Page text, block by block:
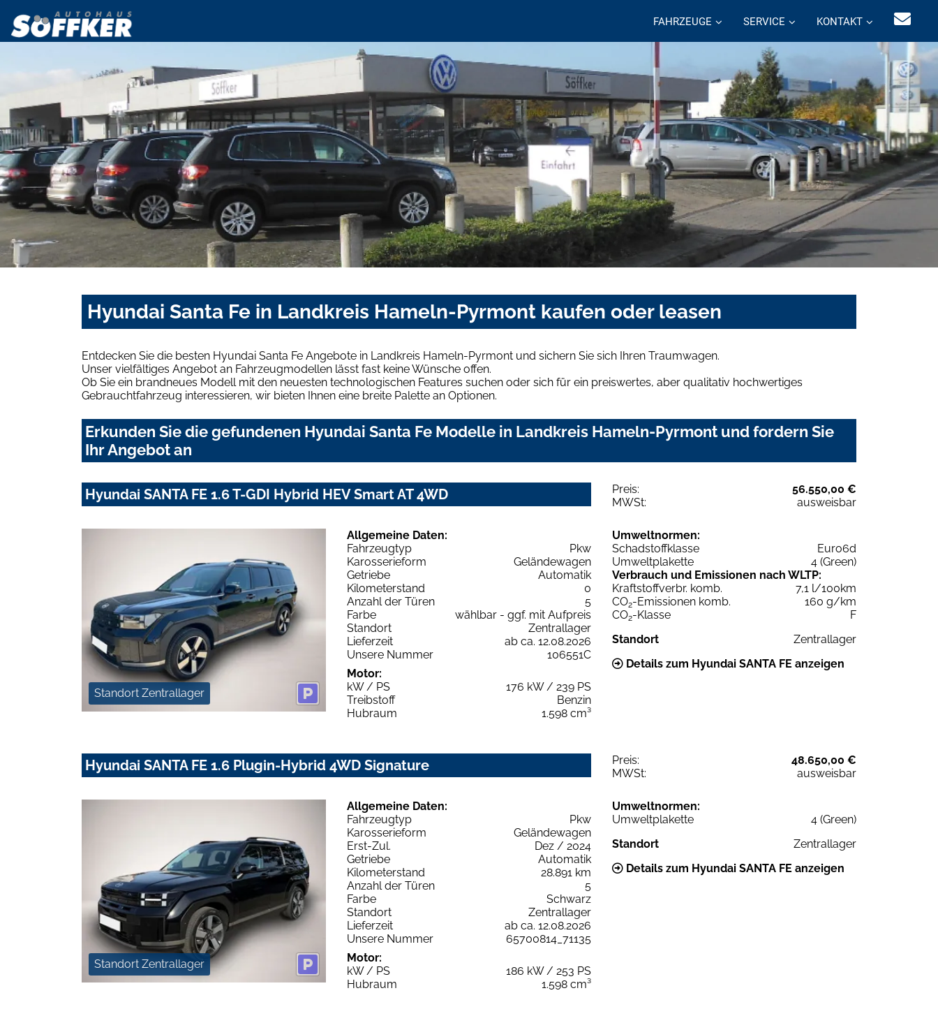
FAHRZEUGE SERVICE KONTAKT
Hyundai Santa Fe in Landkreis Hameln-Pyrmont kaufen oder leasen
Entdecken Sie die besten Hyundai Santa Fe Angebote in Landkreis Hameln-Pyrmont und sichern Sie sich Ihren Traumwagen.
Unser vielfältiges Angebot an Fahrzeugmodellen lässt fast keine Wünsche offen.
Ob Sie ein brandneues Modell mit den neuesten technologischen Features suchen oder sich für ein preiswertes, aber qualitativ hochwertiges
Gebrauchtfahrzeug interessieren, wir bieten Ihnen eine breite Palette an Optionen.
Erkunden Sie die gefundenen Hyundai Santa Fe Modelle in Landkreis Hameln-Pyrmont und fordern Sie
Ihr Angebot an
Hyundai SANTA FE 1.6 T-GDI Hybrid HEV Smart AT 4WD Preis:
56.550,00 €
MWSt:
ausweisbar
Standort Zentrallager
Allgemeine Daten:
Fahrzeugtyp
Pkw
Karosserieform
Geländewagen
Getriebe
Automatik
Kilometerstand
0
Anzahl der Türen
5
Farbe
wählbar - ggf. mit Aufpreis
Standort
Zentrallager
Lieferzeit
ab ca. 12.08.2026
Unsere Nummer
106551C
Motor:
kW / PS
176 kW / 239 PS
Treibstoff
Benzin
Hubraum
1.598 cm³
Umweltnormen:
Schadstoffklasse
Euro6d
Umweltplakette
4 (Green)
Verbrauch und Emissionen nach WLTP:
Kraftstoffverbr. komb.
7,1 l/100km
CO2-Emissionen komb.
160 g/km
CO2-Klasse
F
Standort
Zentrallager
Details zum Hyundai SANTA FE anzeigen
Hyundai SANTA FE 1.6 Plugin-Hybrid 4WD Signature Preis:
48.650,00 €
MWSt:
ausweisbar
Standort Zentrallager
Allgemeine Daten:
Fahrzeugtyp
Pkw
Karosserieform
Geländewagen
Erst-Zul.
Dez / 2024
Getriebe
Automatik
Kilometerstand
28.891 km
Anzahl der Türen
5
Farbe
Schwarz
Standort
Zentrallager
Lieferzeit
ab ca. 12.08.2026
Unsere Nummer
65700814_71135
Motor:
kW / PS
186 kW / 253 PS
Hubraum
1.598 cm³
Umweltnormen:
Umweltplakette
4 (Green)
Standort
Zentrallager
Details zum Hyundai SANTA FE anzeigen